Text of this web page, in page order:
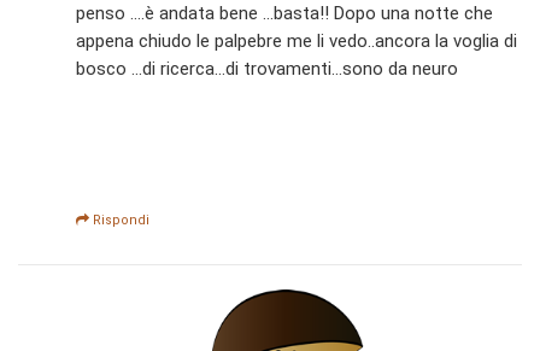
penso ....è andata bene ...basta!! Dopo una notte che
appena chiudo le palpebre me li vedo..ancora la voglia di
bosco ...di ricerca...di trovamenti...sono da neuro
Rispondi